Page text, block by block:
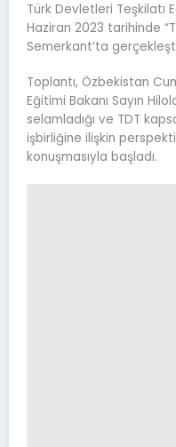
Türk Devletleri Teşkilatı
Haziran 2023 tarihinde
Semerkant’ta
Toplantı, Özbekistan
Eğitimi Bakanı Sayın
selamladığı ve TDT
işbirliğine ilişkin
konuşmasıyla başladı.